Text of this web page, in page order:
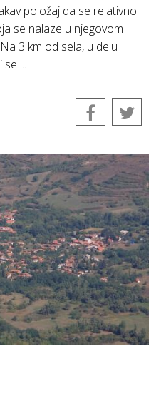
položaj da se relativno
se nalaze u njegovom
3 km od sela, u delu
...